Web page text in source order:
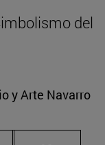
del
y Arte Navarro